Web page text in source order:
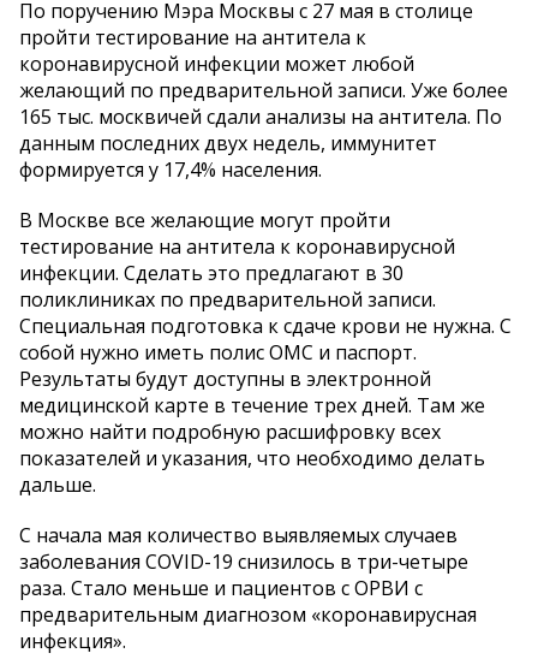
По поручению Мэра Москвы с 27 мая в столице
пройти тестирование на антитела к
коронавирусной инфекции может любой
желающий по предварительной записи. Уже более
165 тыс. москвичей сдали анализы на антитела. По
данным последних двух недель, иммунитет
формируется у 17,4% населения.
В Москве все желающие могут пройти
тестирование на антитела к коронавирусной
инфекции. Сделать это предлагают в 30
поликлиниках по предварительной записи.
Специальная подготовка к сдаче крови не нужна. С
собой нужно иметь полис ОМС и паспорт.
Результаты будут доступны в электронной
медицинской карте в течение трех дней. Там же
можно найти подробную расшифровку всех
показателей и указания, что необходимо делать
дальше.
С начала мая количество выявляемых случаев
заболевания COVID-19 снизилось в три-четыре
раза. Стало меньше и пациентов с ОРВИ с
предварительным диагнозом «коронавирусная
инфекция».